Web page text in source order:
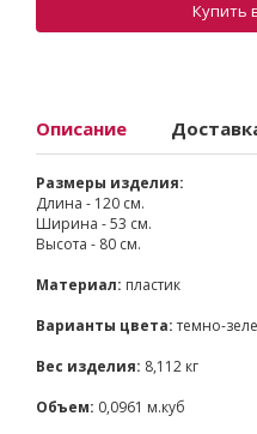
Купить
Описание
Размеры изделия:
Длина - 120 см.
Ширина - 53 см.
Высота - 80 см.
Материал: пластик
Варианты цвета:темно-
Вес изделия: 8,112 кг
Объем: 0,0961 м.куб